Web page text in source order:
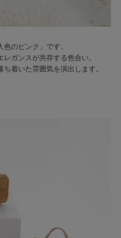
のピンク」です。
ガンスが共存する色合い。
着いた雰囲気を演出します。